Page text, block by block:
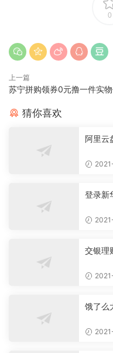
0
上一篇
苏宁拼购领券0元撸一件实
猜你喜欢
阿里云
登录新
交银理
饿了么